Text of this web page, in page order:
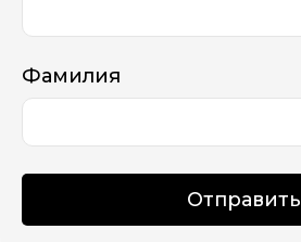
Фамилия
Отправить